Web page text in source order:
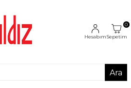
Hesabım
0
Sepetim
Ara